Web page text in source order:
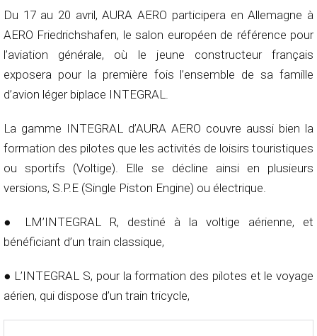
Du 17 au 20 avril, AURA AERO participera en Allemagne à
AERO Friedrichshafen, le salon européen de référence pour
l’aviation générale, où le jeune constructeur français
exposera pour la première fois l’ensemble de sa famille
d’avion léger biplace INTEGRAL.
La gamme INTEGRAL d’AURA AERO couvre aussi bien la
formation des pilotes que les activités de loisirs touristiques
ou sportifs (Voltige). Elle se décline ainsi en plusieurs
versions, S.P.E (Single Piston Engine) ou électrique.
● LM’INTEGRAL R, destiné à la voltige aérienne, et
bénéficiant d’un train classique,
● L’INTEGRAL S, pour la formation des pilotes et le voyage
aérien, qui dispose d’un train tricycle,